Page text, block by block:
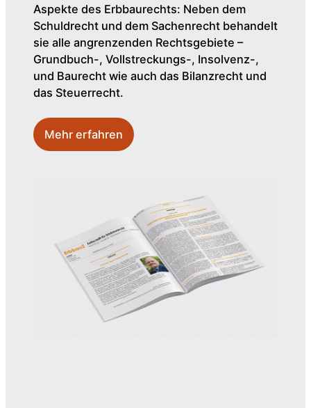
Aspekte des Erbbaurechts: Neben dem
Schuldrecht und dem Sachenrecht behandelt
sie alle angrenzenden Rechtsgebiete –
Grundbuch-, Vollstreckungs-, Insolvenz-,
und Baurecht wie auch das Bilanzrecht und
das Steuerrecht.
Mehr erfahren